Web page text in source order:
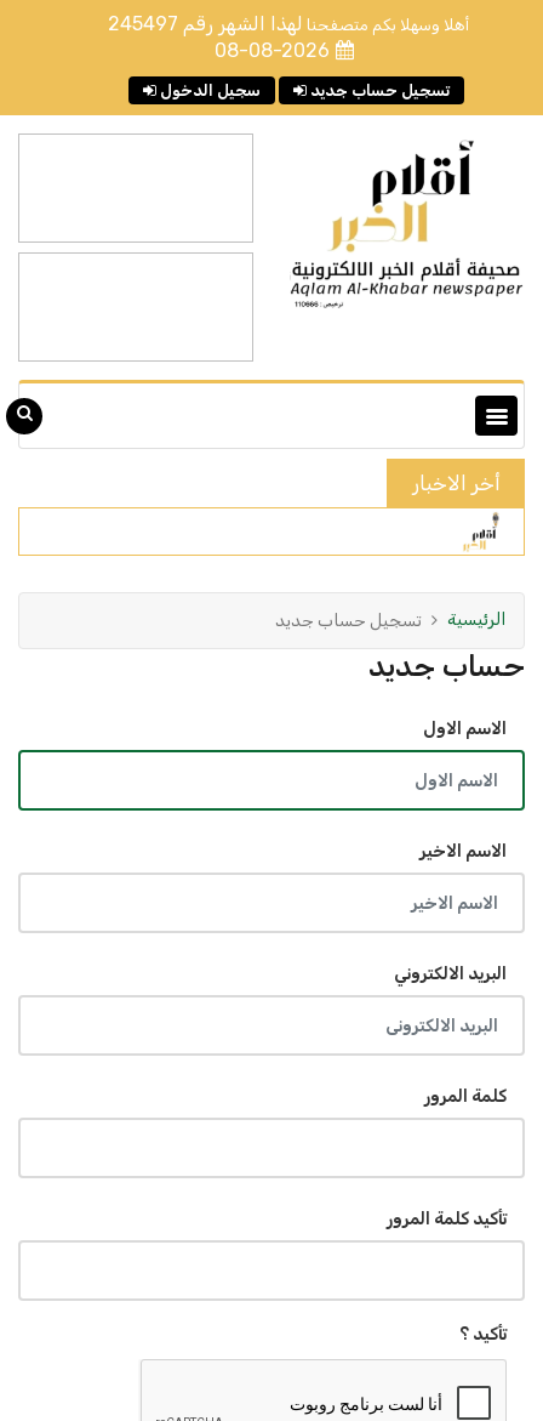
أهلا وسهلا بكم متصفحنا لهذا الشهر رقم 245497
08-08-2026
سجيل الدخول تسجيل حساب جديد
أخر الاخبار
الرئيسية تسجيل حساب جديد
حساب جديد
الاسم الاول
الاسم الاخير
البريد الالكتروني
كلمة المرور
تأكيد كلمة المرور
تأكيد ؟